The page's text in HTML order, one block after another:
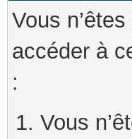
Vous
accéder à
:
Vous